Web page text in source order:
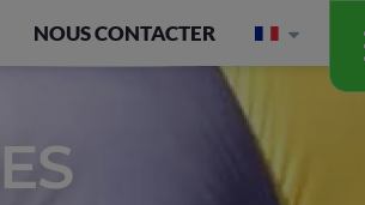
NOUS CONTACTER